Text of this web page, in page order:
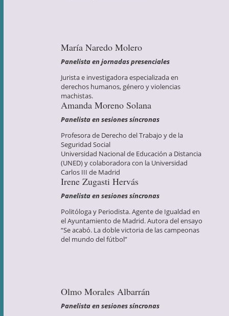
María Naredo Molero
Panelista en jornadas presenciales
Jurista e investigadora especializada en
derechos humanos, género y violencias
machistas.
Amanda Moreno Solana
Panelista en sesiones síncronas
Profesora de Derecho del Trabajo y de la
Seguridad Social
Universidad Nacional de Educación a Distancia
(UNED) y colaboradora con la Universidad
Carlos III de Madrid
Irene Zugasti Hervás
Panelista en sesiones síncronas
Politóloga y Periodista. Agente de Igualdad en
el Ayuntamiento de Madrid. Autora del ensayo
“Se acabó. La doble victoria de las campeonas
del mundo del fútbol”
Olmo Morales Albarrán
Panelista en sesiones síncronas